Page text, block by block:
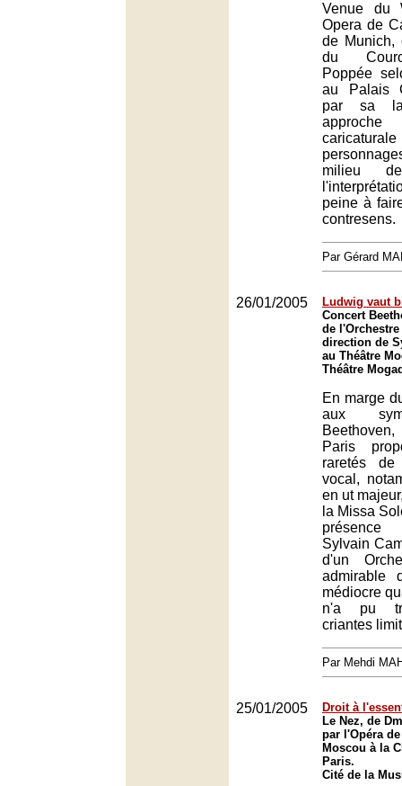
Venue du
Opera de
de Munich,
du
Poppée
au Palais
par sa
approche
milieu
peine à
contresens.
Par Gérard
26/01/2005
Ludwig vaut
Concert
de
direction de
au Théâtre
Théâtre
En marge
aux
Paris
raretés de
vocal,
en ut
la Missa
Sylvain
d'un
admirable
médiocre
n'a pu
criantes
Par Mehdi
25/01/2005
Droit à
Le Nez, de
par l'Opéra
Moscou à la
Paris.
Cité de la